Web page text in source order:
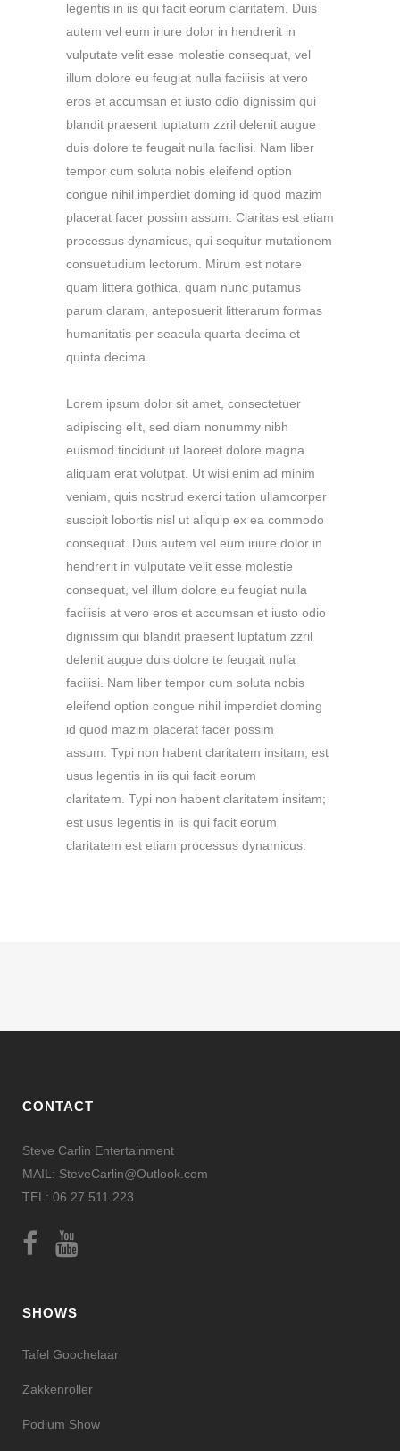
legentis in iis qui facit eorum claritatem. Duis
autem vel eum iriure dolor in hendrerit in
vulputate velit esse molestie consequat, vel
illum dolore eu feugiat nulla facilisis at vero
eros et accumsan et iusto odio dignissim qui
blandit praesent luptatum zzril delenit augue
duis dolore te feugait nulla facilisi. Nam liber
tempor cum soluta nobis eleifend option
congue nihil imperdiet doming id quod mazim
placerat facer possim assum. Claritas est etiam
processus dynamicus, qui sequitur mutationem
consuetudium lectorum. Mirum est notare
quam littera gothica, quam nunc putamus
parum claram, anteposuerit litterarum formas
humanitatis per seacula quarta decima et
quinta decima.
Lorem ipsum dolor sit amet, consectetuer
adipiscing elit, sed diam nonummy nibh
euismod tincidunt ut laoreet dolore magna
aliquam erat volutpat. Ut wisi enim ad minim
veniam, quis nostrud exerci tation ullamcorper
suscipit lobortis nisl ut aliquip ex ea commodo
consequat. Duis autem vel eum iriure dolor in
hendrerit in vulputate velit esse molestie
consequat, vel illum dolore eu feugiat nulla
facilisis at vero eros et accumsan et iusto odio
dignissim qui blandit praesent luptatum zzril
delenit augue duis dolore te feugait nulla
facilisi. Nam liber tempor cum soluta nobis
eleifend option congue nihil imperdiet doming
id quod mazim placerat facer possim
assum. Typi non habent claritatem insitam; est
usus legentis in iis qui facit eorum
claritatem. Typi non habent claritatem insitam;
est usus legentis in iis qui facit eorum
claritatem est etiam processus dynamicus.
CONTACT
Steve Carlin Entertainment
MAIL: SteveCarlin@Outlook.com
TEL: 06 27 511 223
SHOWS
Tafel Goochelaar
Zakkenroller
Podium Show